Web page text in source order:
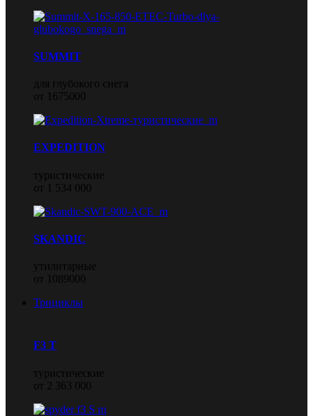
SUMMIT
для глубокого снега
от 1675000
EXPEDITION
туристические
от 1 534 000
SKANDIC
утилитарные
от 1089000
Трициклы
F3 T
туристические
от 2 363 000